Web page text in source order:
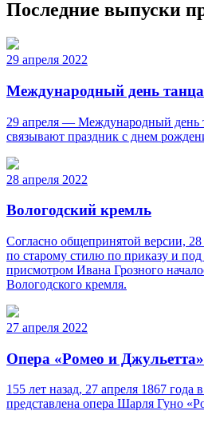
Последние выпуски
29 апреля 2022
Международный день танца
29 апреля — Международный день
связывают праздник с днем
28 апреля 2022
Вологодский кремль
Согласно общепринятой версии, 28
по старому стилю по приказу и
присмотром Ивана Грозного
Вологодского кремля.
27 апреля 2022
Опера «Ромео и Джульетта»
155 лет назад, 27 апреля 1867
представлена опера Шарля Гуно